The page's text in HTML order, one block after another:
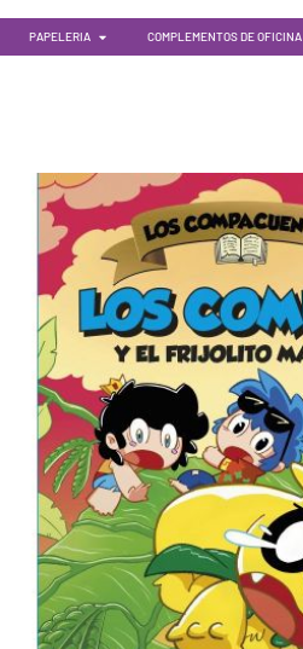
PAPELERIA COMPLEMENTOS DE OFICINA